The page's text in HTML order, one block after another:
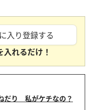
入り登録する
入れるだけ！
だり 私がケチなの？